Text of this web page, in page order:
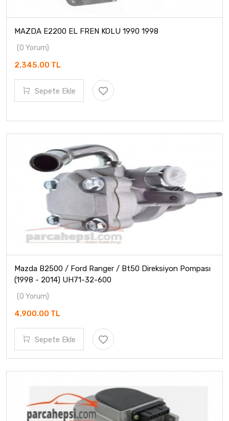
MAZDA E2200 EL FREN KOLU 1990 1998
(0 Yorum)
2,345.00 TL
Sepete Ekle
Mazda B2500 / Ford Ranger / Bt50 Direksiyon Pompası
(1998 - 2014) UH71-32-600
(0 Yorum)
4,900.00 TL
Sepete Ekle